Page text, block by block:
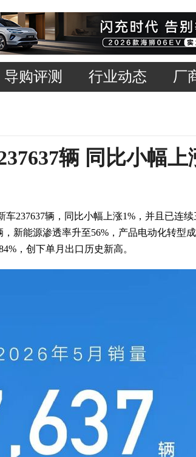
导购评测 行业动态 厂
辆 同比小幅上
237637辆，同比小幅上涨1%，并且已连续
新能源渗透率升至56%，产品电动化转型
，创下单月出口历史新高。